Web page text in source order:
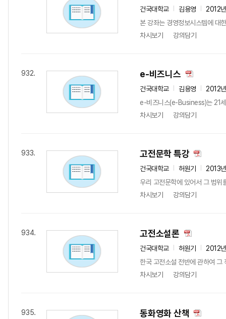
건국대학교 김용영
2012
본 강좌는 경영정보시스템에 대
차시보기
강의담기
932. e-비즈니스
건국대학교 김용영
2012
e-비즈니스(e-Business)는 21
차시보기
강의담기
933. 고전문학 특강
건국대학교 허원기
2013
우리 고전문학에 있어서 그 범위
차시보기
강의담기
934. 고전소설론
건국대학교 허원기
2012
한국 고전소설 전반에 관하여 그
차시보기
강의담기
935. 동화영화 산책